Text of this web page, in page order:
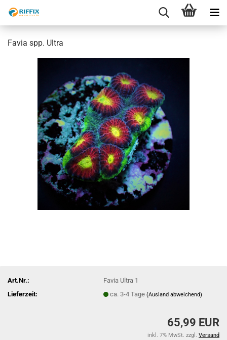
Favia spp. Ultra
Art.Nr.:
Favia Ultra 1
Lieferzeit:
ca. 3-4 Tage(Ausland abweichend)
65,99 EUR
inkl. 7% MwSt. zzgl. Versand